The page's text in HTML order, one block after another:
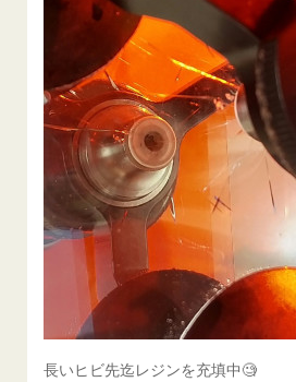
長いヒビ先迄レジンを充填中🧐